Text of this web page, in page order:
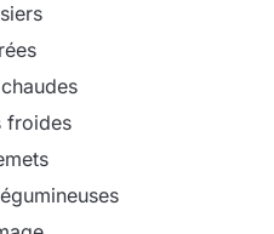
froides